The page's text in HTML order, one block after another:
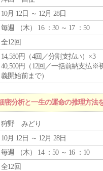
10月 12日 ～ 12月 28日
毎週 （木） 16 ：30 ～ 17 ：50
全12回
14,580円（4回／分割支払い）×3
40,500円（12回／一括前納支払※
義開始前まで）
分析と一生の運命の推理方法
狩野 みどり
10月 12日 ～ 12月 28日
毎週 （木） 14 ：50 ～ 16 ：10
全12回